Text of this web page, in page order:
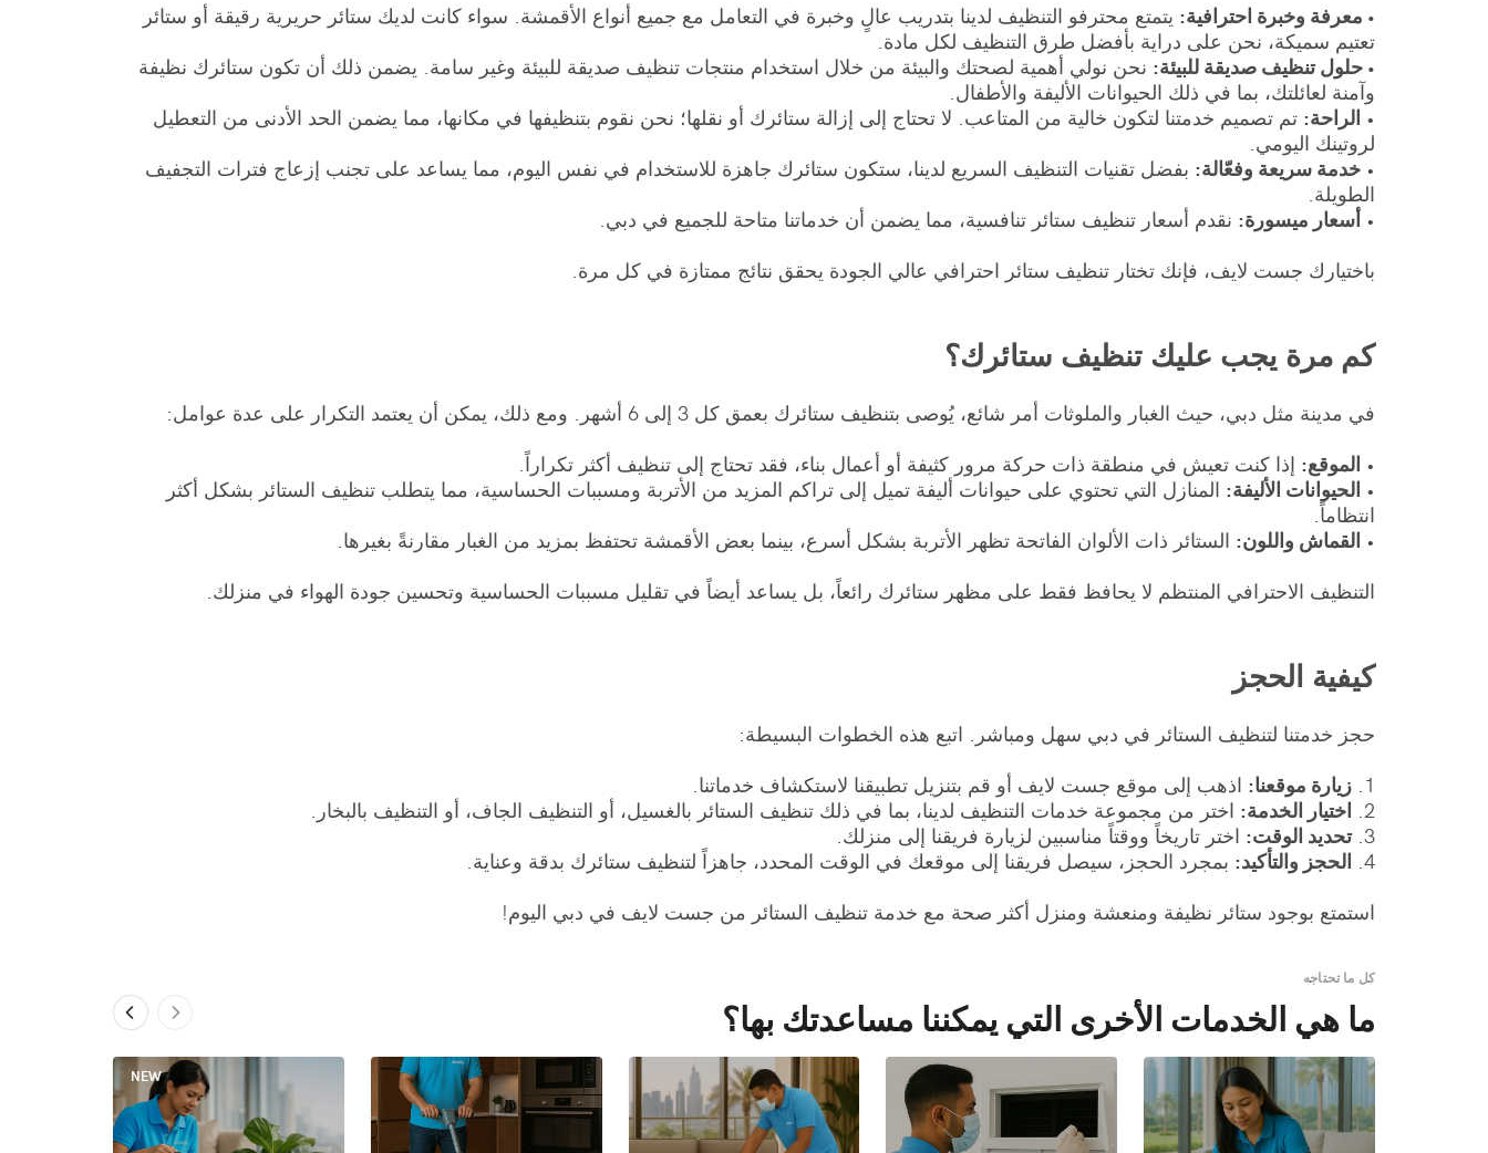
• معرفة وخبرة احترافية: يتمتع محترفو التنظيف لدينا بتدريب عالٍ وخبرة في التعامل مع جميع أنواع الأقمشة. سواء كانت لديك ستائر حريرية رقيقة أو ستائر
تعتيم سميكة، نحن على دراية بأفضل طرق التنظيف لكل مادة.
• حلول تنظيف صديقة للبيئة: نحن نولي أهمية لصحتك والبيئة من خلال استخدام منتجات تنظيف صديقة للبيئة وغير سامة. يضمن ذلك أن تكون ستائرك نظيفة
وآمنة لعائلتك، بما في ذلك الحيوانات الأليفة والأطفال.
• الراحة: تم تصميم خدمتنا لتكون خالية من المتاعب. لا تحتاج إلى إزالة ستائرك أو نقلها؛ نحن نقوم بتنظيفها في مكانها، مما يضمن الحد الأدنى من التعطيل
لروتينك اليومي.
• خدمة سريعة وفعّالة: بفضل تقنيات التنظيف السريع لدينا، ستكون ستائرك جاهزة للاستخدام في نفس اليوم، مما يساعد على تجنب إزعاج فترات التجفيف
الطويلة.
• أسعار ميسورة: نقدم أسعار تنظيف ستائر تنافسية، مما يضمن أن خدماتنا متاحة للجميع في دبي.
باختيارك جست لايف، فإنك تختار تنظيف ستائر احترافي عالي الجودة يحقق نتائج ممتازة في كل مرة.
كم مرة يجب عليك تنظيف ستائرك؟
في مدينة مثل دبي، حيث الغبار والملوثات أمر شائع، يُوصى بتنظيف ستائرك بعمق كل 3 إلى 6 أشهر. ومع ذلك، يمكن أن يعتمد التكرار على عدة عوامل:
• الموقع: إذا كنت تعيش في منطقة ذات حركة مرور كثيفة أو أعمال بناء، فقد تحتاج إلى تنظيف أكثر تكراراً.
• الحيوانات الأليفة: المنازل التي تحتوي على حيوانات أليفة تميل إلى تراكم المزيد من الأتربة ومسببات الحساسية، مما يتطلب تنظيف الستائر بشكل أكثر
انتظاماً.
• القماش واللون: الستائر ذات الألوان الفاتحة تظهر الأتربة بشكل أسرع، بينما بعض الأقمشة تحتفظ بمزيد من الغبار مقارنةً بغيرها.
التنظيف الاحترافي المنتظم لا يحافظ فقط على مظهر ستائرك رائعاً، بل يساعد أيضاً في تقليل مسببات الحساسية وتحسين جودة الهواء في منزلك.
كيفية الحجز
حجز خدمتنا لتنظيف الستائر في دبي سهل ومباشر. اتبع هذه الخطوات البسيطة:
1. زيارة موقعنا: اذهب إلى موقع جست لايف أو قم بتنزيل تطبيقنا لاستكشاف خدماتنا.
2. اختيار الخدمة: اختر من مجموعة خدمات التنظيف لدينا، بما في ذلك تنظيف الستائر بالغسيل، أو التنظيف الجاف، أو التنظيف بالبخار.
3. تحديد الوقت: اختر تاريخاً ووقتاً مناسبين لزيارة فريقنا إلى منزلك.
4. الحجز والتأكيد: بمجرد الحجز، سيصل فريقنا إلى موقعك في الوقت المحدد، جاهزاً لتنظيف ستائرك بدقة وعناية.
استمتع بوجود ستائر نظيفة ومنعشة ومنزل أكثر صحة مع خدمة تنظيف الستائر من جست لايف في دبي اليوم!
كل ما تحتاجه
ما هي الخدمات الأخرى التي يمكننا مساعدتك بها؟
NEW